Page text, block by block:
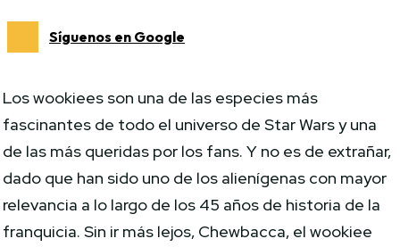
Síguenos en Google
Los wookiees son una de las especies más
fascinantes de todo el universo de Star Wars y una
de las más queridas por los fans. Y no es de extrañar,
dado que han sido uno de los alienígenas con mayor
relevancia a lo largo de los 45 años de historia de la
franquicia. Sin ir más lejos, Chewbacca, el wookiee